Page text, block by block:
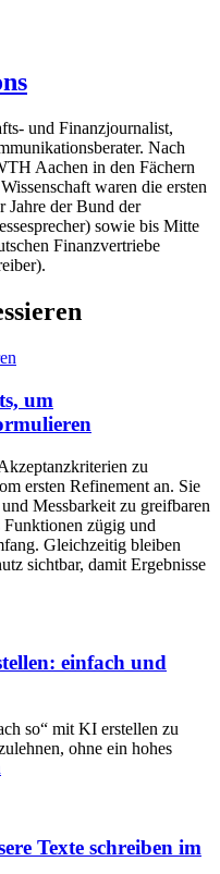
und Finanzjournalist,
Nach
Aachen in den Fächern
waren die ersten
Jahre der Bund der
sowie bis Mitte
Finanzvertriebe
um
zu
ersten Refinement an. Sie
Messbarkeit zu greifbaren
zügig und
Gleichzeitig bleiben
sichtbar, damit Ergebnisse
einfach und
so“ mit KI erstellen zu
ohne ein hohes
Texte schreiben im